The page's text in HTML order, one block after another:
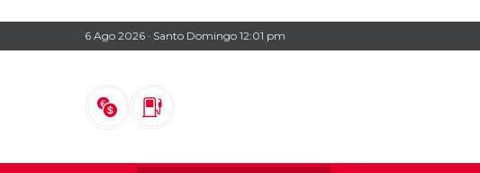
6 Ago 2026 · Santo Domingo 12:01 pm